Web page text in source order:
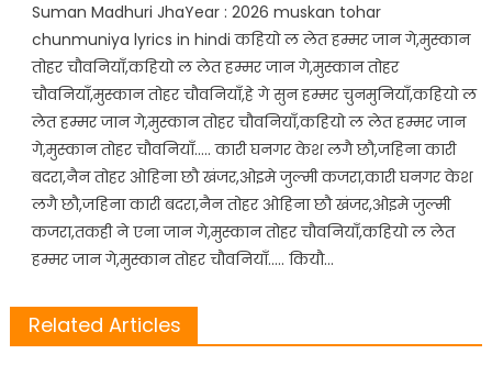
Suman Madhuri JhaYear : 2026 muskan tohar
chunmuniya lyrics in hindi कहियो ल लेत हम्मर जान गे,मुस्कान
तोहर चौवनियाँ,कहियो ल लेत हम्मर जान गे,मुस्कान तोहर
चौवनियाँ,मुस्कान तोहर चौवनियाँ,हे गे सुन हम्मर चुनमुनियाँ,कहियो ल
लेत हम्मर जान गे,मुस्कान तोहर चौवनियाँ,कहियो ल लेत हम्मर जान
गे,मुस्कान तोहर चौवनियाँ….. कारी घनगर केश लगै छौ,जहिना कारी
बदरा,नैन तोहर ओहिना छौ खंजर,ओइमे जुल्मी कजरा,कारी घनगर केश
लगै छौ,जहिना कारी बदरा,नैन तोहर ओहिना छौ खंजर,ओइमे जुल्मी
कजरा,तकही ने एना जान गे,मुस्कान तोहर चौवनियाँ,कहियो ल लेत
हम्मर जान गे,मुस्कान तोहर चौवनियाँ….. कियौ…
Related Articles